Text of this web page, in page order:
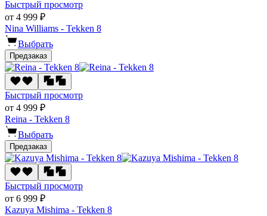
Быстрый просмотр
от 4 999 ₽
Nina Williams - Tekken 8
Выбрать
Предзаказ
Быстрый просмотр
от 4 999 ₽
Reina - Tekken 8
Выбрать
Предзаказ
Быстрый просмотр
от 6 999 ₽
Kazuya Mishima - Tekken 8